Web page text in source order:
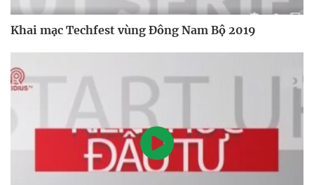
Khai mạc Techfest vùng Đông Nam Bộ 2019